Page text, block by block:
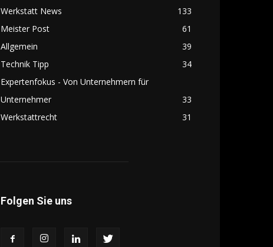
Werkstatt News
133
Meister Post
61
Allgemein
39
Technik Tipp
34
Expertenfokus - Von Unternehmern für
Unternehmer
33
Werkstattrecht
31
Folgen Sie uns